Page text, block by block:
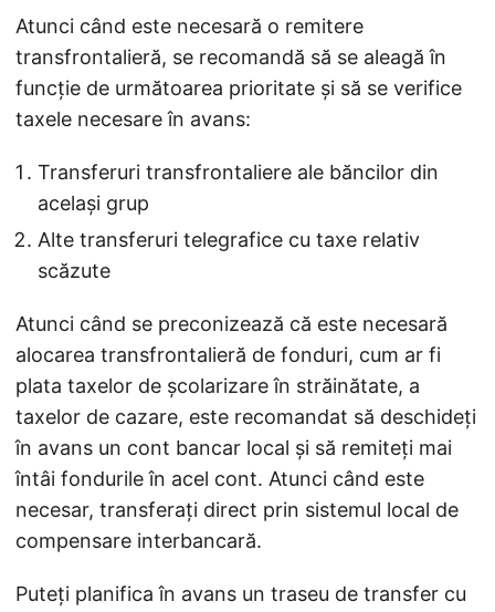
Atunci când este necesară o remitere
transfrontalieră, se recomandă să se aleagă în
funcție de următoarea prioritate și să se verifice
taxele necesare în avans:
Transferuri transfrontaliere ale băncilor din
același grup
Alte transferuri telegrafice cu taxe relativ
scăzute
Atunci când se preconizează că este necesară
alocarea transfrontalieră de fonduri, cum ar fi
plata taxelor de școlarizare în străinătate, a
taxelor de cazare, este recomandat să deschideți
în avans un cont bancar local și să remiteți mai
întâi fondurile în acel cont. Atunci când este
necesar, transferați direct prin sistemul local de
compensare interbancară.
Puteți planifica în avans un traseu de transfer cu